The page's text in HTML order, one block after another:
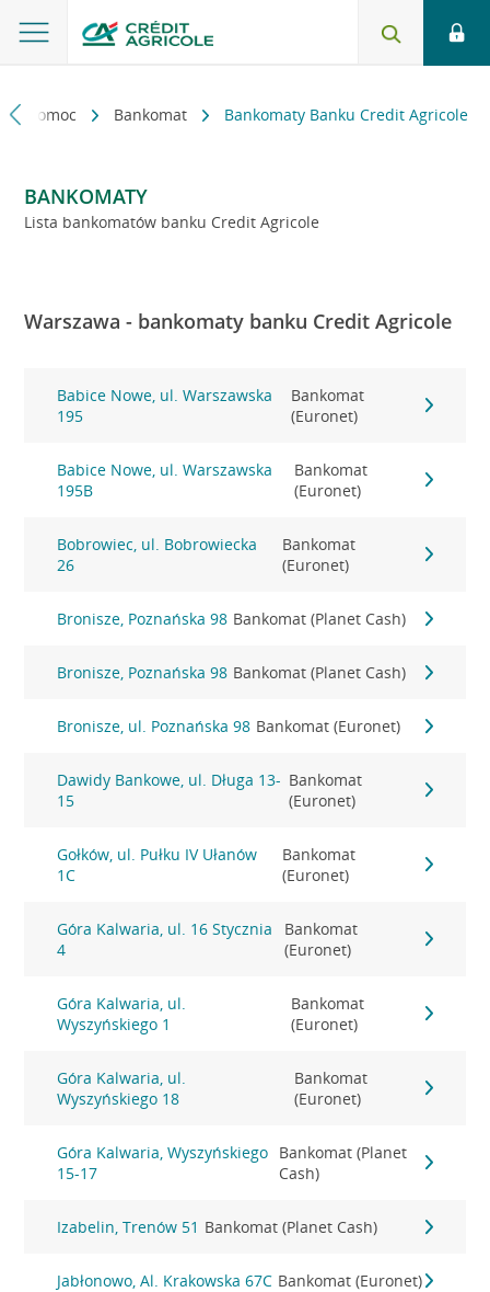
i pomoc Bankomat Bankomaty Banku Credit Agricole
BANKOMATY
Lista bankomatów banku Credit Agricole
Warszawa - bankomaty banku Credit Agricole
Babice Nowe, ul. Warszawska
195
Bankomat
(Euronet)
Babice Nowe, ul. Warszawska
195B
Bankomat
(Euronet)
Bobrowiec, ul. Bobrowiecka
26
Bankomat
(Euronet)
Bronisze, Poznańska 98 Bankomat (Planet Cash)
Bronisze, Poznańska 98 Bankomat (Planet Cash)
Bronisze, ul. Poznańska 98 Bankomat (Euronet)
Dawidy Bankowe, ul. Długa 13-
15
Bankomat
(Euronet)
Gołków, ul. Pułku IV Ułanów
1C
Bankomat
(Euronet)
Góra Kalwaria, ul. 16 Stycznia
4
Bankomat
(Euronet)
Góra Kalwaria, ul.
Wyszyńskiego 1
Bankomat
(Euronet)
Góra Kalwaria, ul.
Wyszyńskiego 18
Bankomat
(Euronet)
Góra Kalwaria, Wyszyńskiego
15-17
Bankomat (Planet
Cash)
Izabelin, Trenów 51 Bankomat (Planet Cash)
Jabłonowo, Al. Krakowska 67C Bankomat (Euronet)